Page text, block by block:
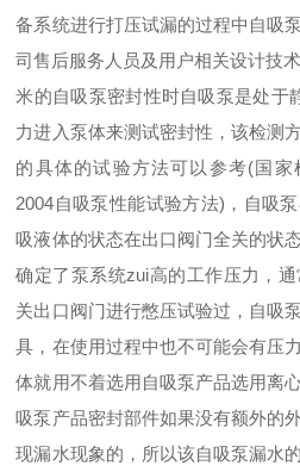
备系统进行打压试漏的过程中自吸
司售后服务人员及用户相关设计技
米的自吸泵密封性时自吸泵是处于
力进入泵体来测试密封性，该检测
的具体的试验方法可以参考(国家
2004自吸泵性能试验方法)，自吸
吸液体的状态在出口阀门全关的状
确定了泵系统zui高的工作压力，
关出口阀门进行憋压试验过，自吸
具，在使用过程中也不可能会有压
体就用不着选用自吸泵产品选用离
吸泵产品密封部件如果没有额外的
现漏水现象的，所以该自吸泵漏水